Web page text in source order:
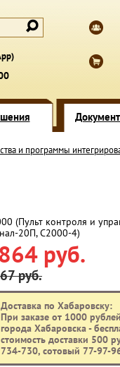
и программы
(Пульт контроля и
20П, С2000-4)
руб.
руб.
Доставка по Хабаровску:
При заказе от 1000
города Хабаровска -
стоимость доставки 500
734-730, сотовый 77-97-